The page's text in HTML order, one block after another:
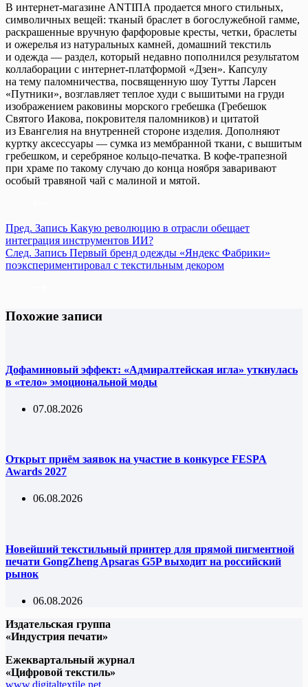
В интернет-магазине ANTIПА продается много стильных,
символичных вещей: тканый браслет в богослужебной гамме,
раскрашенные вручную фарфоровые кресты, четки, браслеты
и ожерелья из натуральных камней, домашний текстиль
и одежда — раздел, который недавно пополнился результатом
коллаборации с интернет-платформой «Дзен». Капсулу
на тему паломничества, посвященную шоу Тутты Ларсен
«Путники», возглавляет теплое худи с вышитыми на груди
изображением раковины морского гребешка (Гребешок
Святого Иакова, покровителя паломников) и цитатой
из Евангелия на внутренней стороне изделия. Дополняют
куртку аксессуары — сумка из мембранной ткани, с вышитым
гребешком, и серебряное кольцо-печатка. В кофе-трапезной
при храме по такому случаю до конца ноября заваривают
особый травяной чай с малиной и мятой.
Пред. Запись Какую революцию в отрасли обещает
интеграция инструментов ИИ?
След. Запись Первый бренд одежды «Яндекс Фабрики»
поэкспериментировал с текстильным декором
Похожие записи
Дофаминовый эффект: «Адмиралтейская игла» уткнулась
в «тело» эмоциональной моды
07.08.2026
Открыт приём заявок на участие в конкурсе FESPA
Awards 2027
06.08.2026
Новейший текстильный принтер для прямой пигментной
печати GongZheng Apsaras G5P выходит на российский
рынок
06.08.2026
Издательская группа
«Индустрия печати»
Ежеквартальный журнал
«Цифровой текстиль»
www.digitaltextile.net